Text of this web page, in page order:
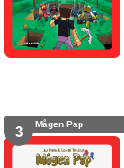
3 Mågen Pap